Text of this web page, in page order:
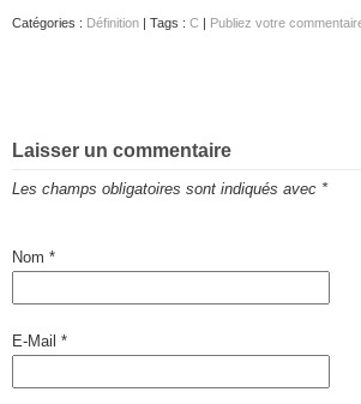
Catégories : Définition | Tags : C | Publiez votre
Laisser un commentaire
Les champs obligatoires sont indiqués avec *
Nom *
E-Mail *